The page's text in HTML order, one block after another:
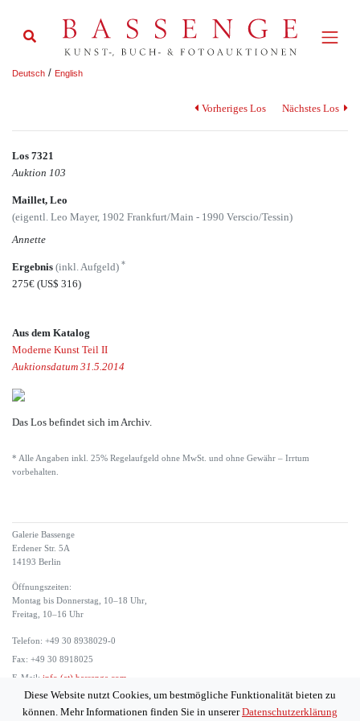
Deutsch / English
Vorheriges Los Nächstes Los
Los 7321
Auktion 103
Maillet, Leo
(eigentl. Leo Mayer, 1902 Frankfurt/Main - 1990 Verscio/Tessin)
Annette
Ergebnis (inkl. Aufgeld) *
275€ (US$ 316)
Aus dem Katalog
Moderne Kunst Teil II
Auktionsdatum 31.5.2014
Das Los befindet sich im Archiv.
* Alle Angaben inkl. 25% Regelaufgeld ohne MwSt. und ohne Gewähr – Irrtum
vorbehalten.
Galerie Bassenge
Erdener Str. 5A
14193 Berlin
Öffnungszeiten:
Montag bis Donnerstag, 10–18 Uhr,
Freitag, 10–16 Uhr
Telefon: +49 30 8938029-0
Fax: +49 30 8918025
E-Mail: info (at) bassenge.com
Diese Website nutzt Cookies, um bestmögliche Funktionalität bieten zu
können. Mehr Informationen finden Sie in unsererDatenschutzerklärung